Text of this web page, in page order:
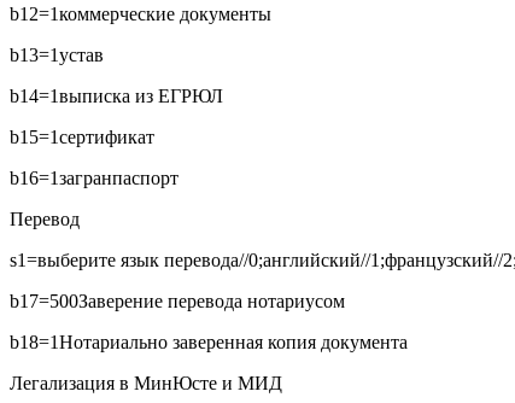
b12=1коммерческие документы
b13=1устав
b14=1выписка из ЕГРЮЛ
b15=1сертификат
b16=1загранпаспорт
Перевод
s1=выберите язык перевода//0;английский//
b17=500Заверение перевода нотариусом
b18=1Нотариально заверенная копия документа
Легализация в МинЮсте и МИД